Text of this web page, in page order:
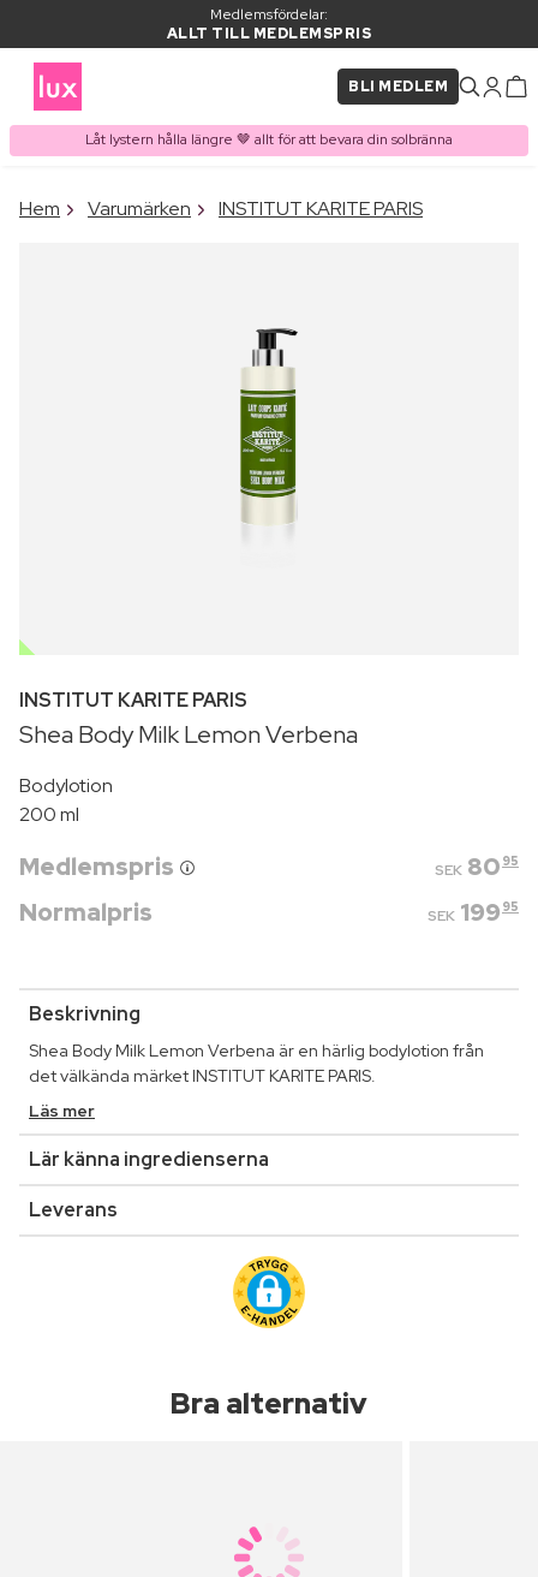
Medlemsfördelar:
ALLT TILL MEDLEMSPRIS
BLI MEDLEM
Låt lystern hålla längre 🤎 allt för att bevara din solbränna
PRODUKT I VARUKORGEN
Hem Varumärken INSTITUT KARITE PARIS
OUTLET
INSTITUT KARITE PARIS
Shea Body Milk Lemon Verbena
Bodylotion
200 ml
Medlemspris SEK 80 95
Normalpris SEK 199 95
Beskrivning
Shea Body Milk Lemon Verbena är en härlig bodylotion från
det välkända märket INSTITUT KARITE PARIS.
Läs mer
Lär känna ingredienserna
Leverans
Bra alternativ